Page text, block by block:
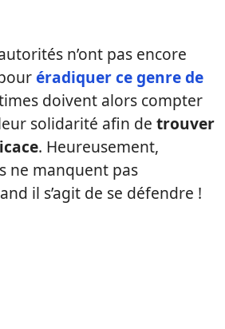
n’ont pas encore
éradiquer ce genre de
doivent alors compter
solidarité afin de trouver
. Heureusement,
ne manquent pas
il s’agit de se défendre !